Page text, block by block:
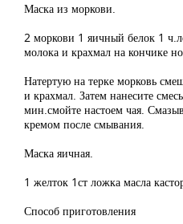
Маска из моркови.
2 моркови 1 яичный белок 1
молока и крахмал на кончике
Натертую на терке морковь
и крахмал. Затем нанесите
мин.смойте настоем чая.
кремом после смывания.
Маска яичная.
1 желток 1ст ложка масла
Способ приготовления